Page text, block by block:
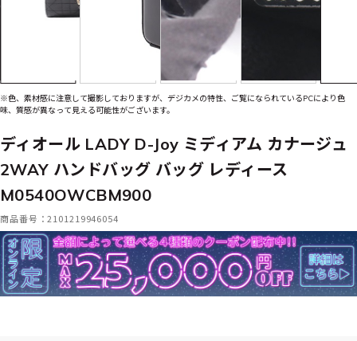
※色、素材感に注意して撮影しておりますが、デジカメの特性、ご覧になられているPCにより色
味、質感が異なって見える可能性がございます。
ディオール LADY D-Joy ミディアム カナージュ
2WAY ハンドバッグ バッグ レディース
M0540OWCBM900
商品番号：2101219946054